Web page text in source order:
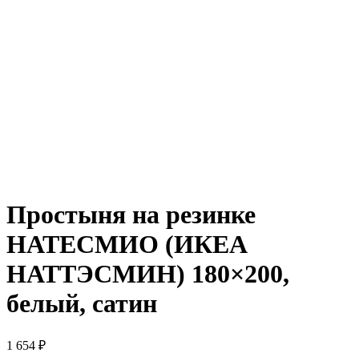
Простыня на резинке
НАТЕСМИО (ИКЕА
НАТТЭСМИН) 180×200,
белый, сатин
1 654 ₽